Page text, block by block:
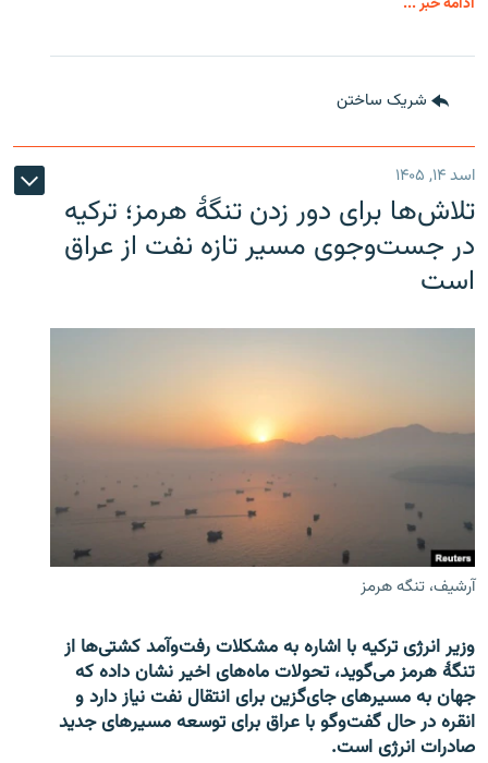
شریک ساختن
اسد ۱۴, ۱۴۰۵
تلاش‌ها برای دور زدن تنگۀ هرمز؛ ترکیه
در جست‌وجوی مسیر تازه نفت از عراق
است
آرشیف، تنگه هرمز
وزیر انرژی ترکیه با اشاره به مشکلات رفت‌وآمد کشتی‌ها از
تنگۀ هرمز می‌گوید، تحولات ماه‌های اخیر نشان داده که
جهان به مسیرهای جای‌گزین برای انتقال نفت نیاز دارد و
انقره در حال گفت‌وگو با عراق برای توسعه مسیرهای جدید
صادرات انرژی است.